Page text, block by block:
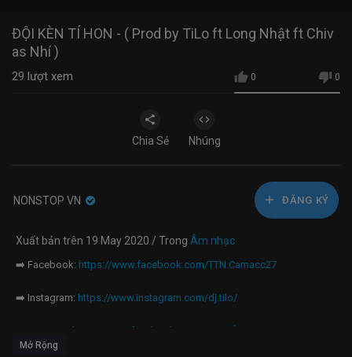
ĐỘI KÈN TÍ HON - ( Prod by TiLo ft Long Nhật ft Chiv
as Nhí )
0 0
29 lượt xem
Chia Sẻ Nhúng
NONSTOP VN ĐĂNG KÝ
Xuất bản trên 19 May 2020 / Trong Âm nhạc
➡️ Facebook: https://www.facebook.com/TTN.Camacc27
➡️ Instagram: https://www.instagram.com/dj.tilo/
https://www.facebook.com/DJ-TILÔ-1405443649765722
Mở Rộng